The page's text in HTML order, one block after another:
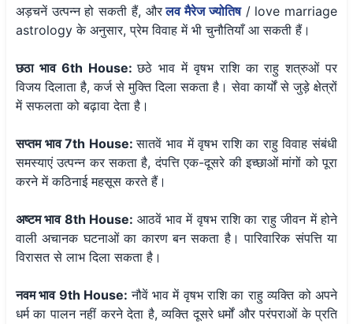
अड़चनें उत्पन्न हो सकती हैं, औरलव मैरेज ज्योतिष/ love marriage
astrology के अनुसार, प्रेम विवाह में भी चुनौतियाँ आ सकती हैं।
छठा भाव 6th House:छठे भाव में वृषभ राशि का राहु शत्रुओं पर
विजय दिलाता है, कर्ज से मुक्ति दिला सकता है। सेवा कार्यों से जुड़े क्षेत्रों
में सफलता को बढ़ावा देता है।
सप्तम भाव 7th House:सातवें भाव में वृषभ राशि का राहु विवाह संबंधी
समस्याएं उत्पन्न कर सकता है, दंपत्ति एक-दूसरे की इच्छाओं मांगों को पूरा
करने में कठिनाई महसूस करते हैं।
अष्टम भाव 8th House: आठवें भाव में वृषभ राशि का राहु जीवन में होने
वाली अचानक घटनाओं का कारण बन सकता है। पारिवारिक संपत्ति या
विरासत से लाभ दिला सकता है।
नवम भाव 9th House:नौवें भाव में वृषभ राशि का राहु व्यक्ति को अपने
धर्म का पालन नहीं करने देता है, व्यक्ति दूसरे धर्मों और परंपराओं के प्रति